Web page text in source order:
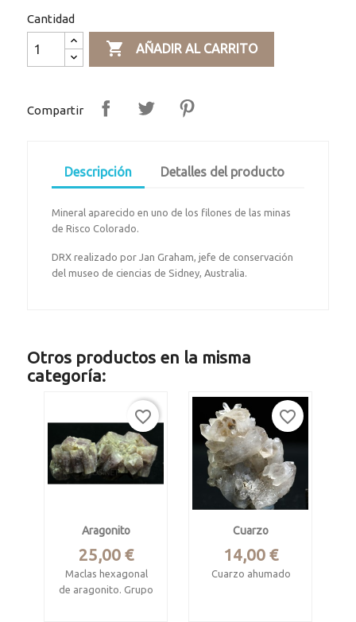
Cantidad
 AÑADIR AL CARRITO
Compartir
Descripción Detalles del producto
Mineral aparecido en uno de los filones de las minas
de Risco Colorado.
DRX realizado por Jan Graham, jefe de conservación
del museo de ciencias de Sidney, Australia.
Otros productos en la misma
categoría:
Aragonito
Precio
25,00 €
Maclas hexagonal
de aragonito. Grupo
favorite_border
Cuarzo
Precio
14,00 €
Cuarzo ahumado
favorite_border